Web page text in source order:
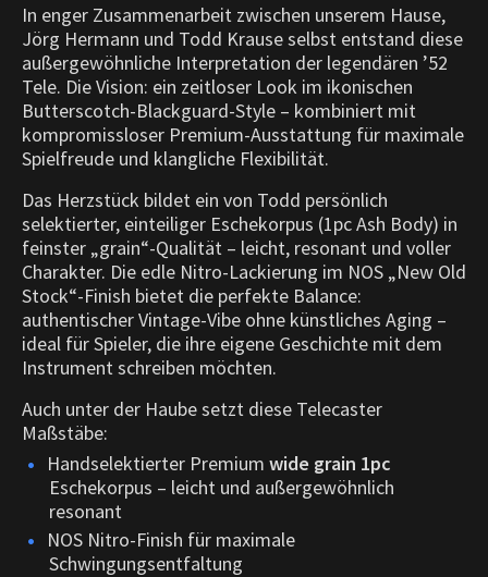
In enger Zusammenarbeit zwischen unserem Hause,
Jörg Hermann und Todd Krause selbst entstand diese
außergewöhnliche Interpretation der legendären ’52
Tele. Die Vision: ein zeitloser Look im ikonischen
Butterscotch-Blackguard-Style – kombiniert mit
kompromissloser Premium-Ausstattung für maximale
Spielfreude und klangliche Flexibilität.
Das Herzstück bildet ein von Todd persönlich
selektierter, einteiliger Eschekorpus (1pc Ash Body) in
feinster „grain“-Qualität – leicht, resonant und voller
Charakter. Die edle Nitro-Lackierung im NOS „New Old
Stock“-Finish bietet die perfekte Balance:
authentischer Vintage-Vibe ohne künstliches Aging –
ideal für Spieler, die ihre eigene Geschichte mit dem
Instrument schreiben möchten.
Auch unter der Haube setzt diese Telecaster
Maßstäbe:
Handselektierter Premium wide grain 1pc
Eschekorpus – leicht und außergewöhnlich
resonant
NOS Nitro-Finish für maximale
Schwingungsentfaltung